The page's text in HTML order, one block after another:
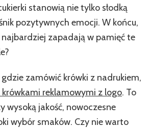
stanowią nie tylko słodką
pozytywnych emocji. W końcu,
najbardziej zapadają w pamięć te
gdzie zamówić krówki z nadrukiem,
krówkami reklamowymi z logo. To
wysoką jakość, nowoczesne
wybór smaków. Czy nie warto